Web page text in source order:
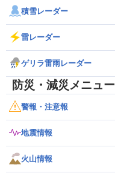
積雪レーダー
雷レーダー
ゲリラ雷雨レーダー
防災・減災メニュー
警報・注意報
地震情報
火山情報